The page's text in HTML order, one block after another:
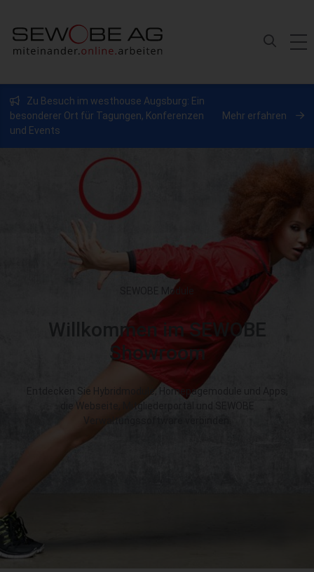
Zu Besuch im westhouse Augsburg: Ein
besonderer Ort für Tagungen, Konferenzen
und Events
Mehr erfahren
SEWOBE Module
Willkommen im SEWOBE
Showroom
Entdecken Sie Hybridmodule, Homepagemodule und Apps,
die Webseite, Mitgliederportal und SEWOBE